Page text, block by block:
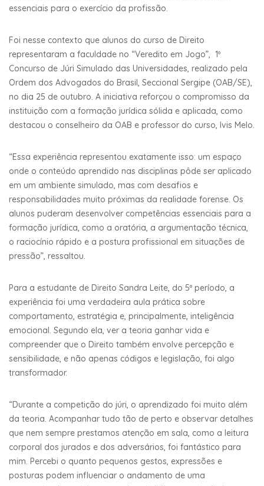
essenciais para o exercício da profissão.
Foi nesse contexto que alunos do curso de Direito
representaram a faculdade no “Veredito em Jogo”, 1º
Concurso de Júri Simulado das Universidades, realizado pela
Ordem dos Advogados do Brasil, Seccional Sergipe (OAB/SE),
no dia 25 de outubro. A iniciativa reforçou o compromisso da
instituição com a formação jurídica sólida e aplicada, como
destacou o conselheiro da OAB e professor do curso, Ivis Melo.
“Essa experiência representou exatamente isso: um espaço
onde o conteúdo aprendido nas disciplinas pôde ser aplicado
em um ambiente simulado, mas com desafios e
responsabilidades muito próximas da realidade forense. Os
alunos puderam desenvolver competências essenciais para a
formação jurídica, como a oratória, a argumentação técnica,
o raciocínio rápido e a postura profissional em situações de
pressão”, ressaltou.
Para a estudante de Direito Sandra Leite, do 5º período, a
experiência foi uma verdadeira aula prática sobre
comportamento, estratégia e, principalmente, inteligência
emocional. Segundo ela, ver a teoria ganhar vida e
compreender que o Direito também envolve percepção e
sensibilidade, e não apenas códigos e legislação, foi algo
transformador.
“Durante a competição do júri, o aprendizado foi muito além
da teoria. Acompanhar tudo tão de perto e observar detalhes
que nem sempre prestamos atenção em sala, como a leitura
corporal dos jurados e dos adversários, foi fantástico para
mim. Percebi o quanto pequenos gestos, expressões e
posturas podem influenciar o andamento de uma